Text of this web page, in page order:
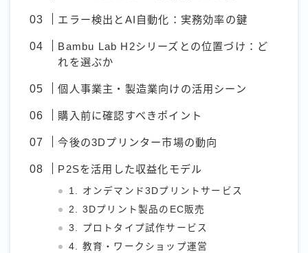
エラー検出とAI自動化：実務効率の鍵
Bambu Lab H2シリーズとの位置づけ：ど
れを選ぶか
個人事業主・製造業向けの活用シーン
購入前に確認すべきポイント
今後の3Dプリンター市場の動向
P2Sを活用した収益化モデル
1. オンデマンド3Dプリントサービス
2. 3Dプリント製品のEC販売
3. プロトタイプ試作サービス
4. 教育・ワークショップ運営